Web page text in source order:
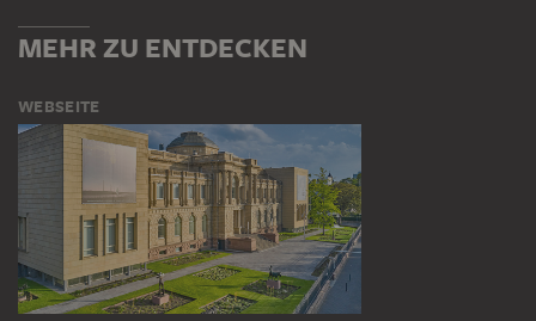
MEHR ZU ENTDECKEN
WEBSEITE